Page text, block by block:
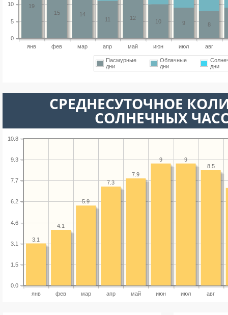
янв фев мар апр май июн июл авг
0
5
10
8
9
10
12
11
14
15
19
Пасмурные
дни
Облачные
дни
дни
СРЕДНЕСУТОЧНОЕ
СОЛНЕЧНЫХ
янв фев мар апр май июн июл авг
0.0
1.5
3.1
4.6
6.2
7.7
9.3
10.8
8.5
9
9
7.9
7.3
5.9
4.1
3.1